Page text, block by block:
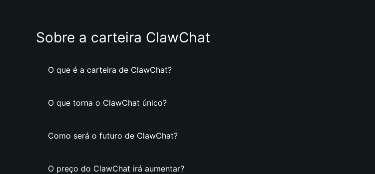
Sobre a carteira ClawChat
O que é a carteira de ClawChat?
O que torna o ClawChat único?
Como será o futuro de ClawChat?
O preço do ClawChat irá aumentar?